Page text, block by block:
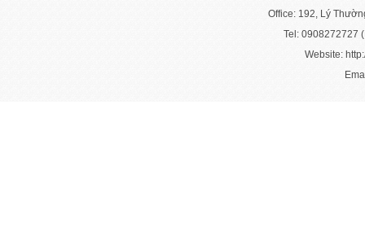
Office: 192, Lý
Tel: 0908272727
Website: